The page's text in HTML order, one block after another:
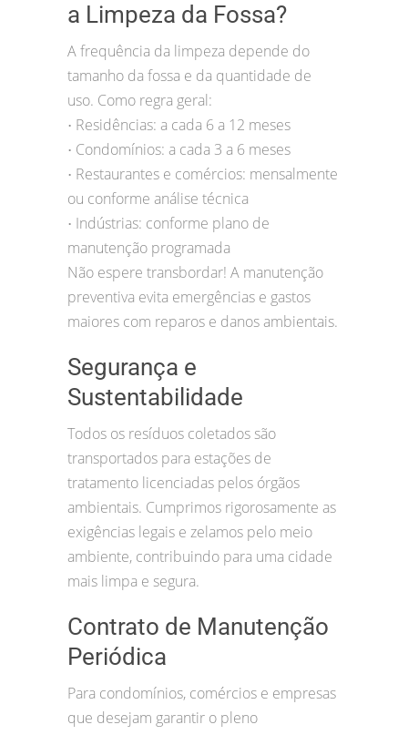
a Limpeza da Fossa?
A frequência da limpeza depende do
tamanho da fossa e da quantidade de
uso. Como regra geral:
• Residências: a cada 6 a 12 meses
• Condomínios: a cada 3 a 6 meses
• Restaurantes e comércios: mensalmente
ou conforme análise técnica
• Indústrias: conforme plano de
manutenção programada
Não espere transbordar! A manutenção
preventiva evita emergências e gastos
maiores com reparos e danos ambientais.
Segurança e
Sustentabilidade
Todos os resíduos coletados são
transportados para estações de
tratamento licenciadas pelos órgãos
ambientais. Cumprimos rigorosamente as
exigências legais e zelamos pelo meio
ambiente, contribuindo para uma cidade
mais limpa e segura.
Contrato de Manutenção
Periódica
Para condomínios, comércios e empresas
que desejam garantir o pleno